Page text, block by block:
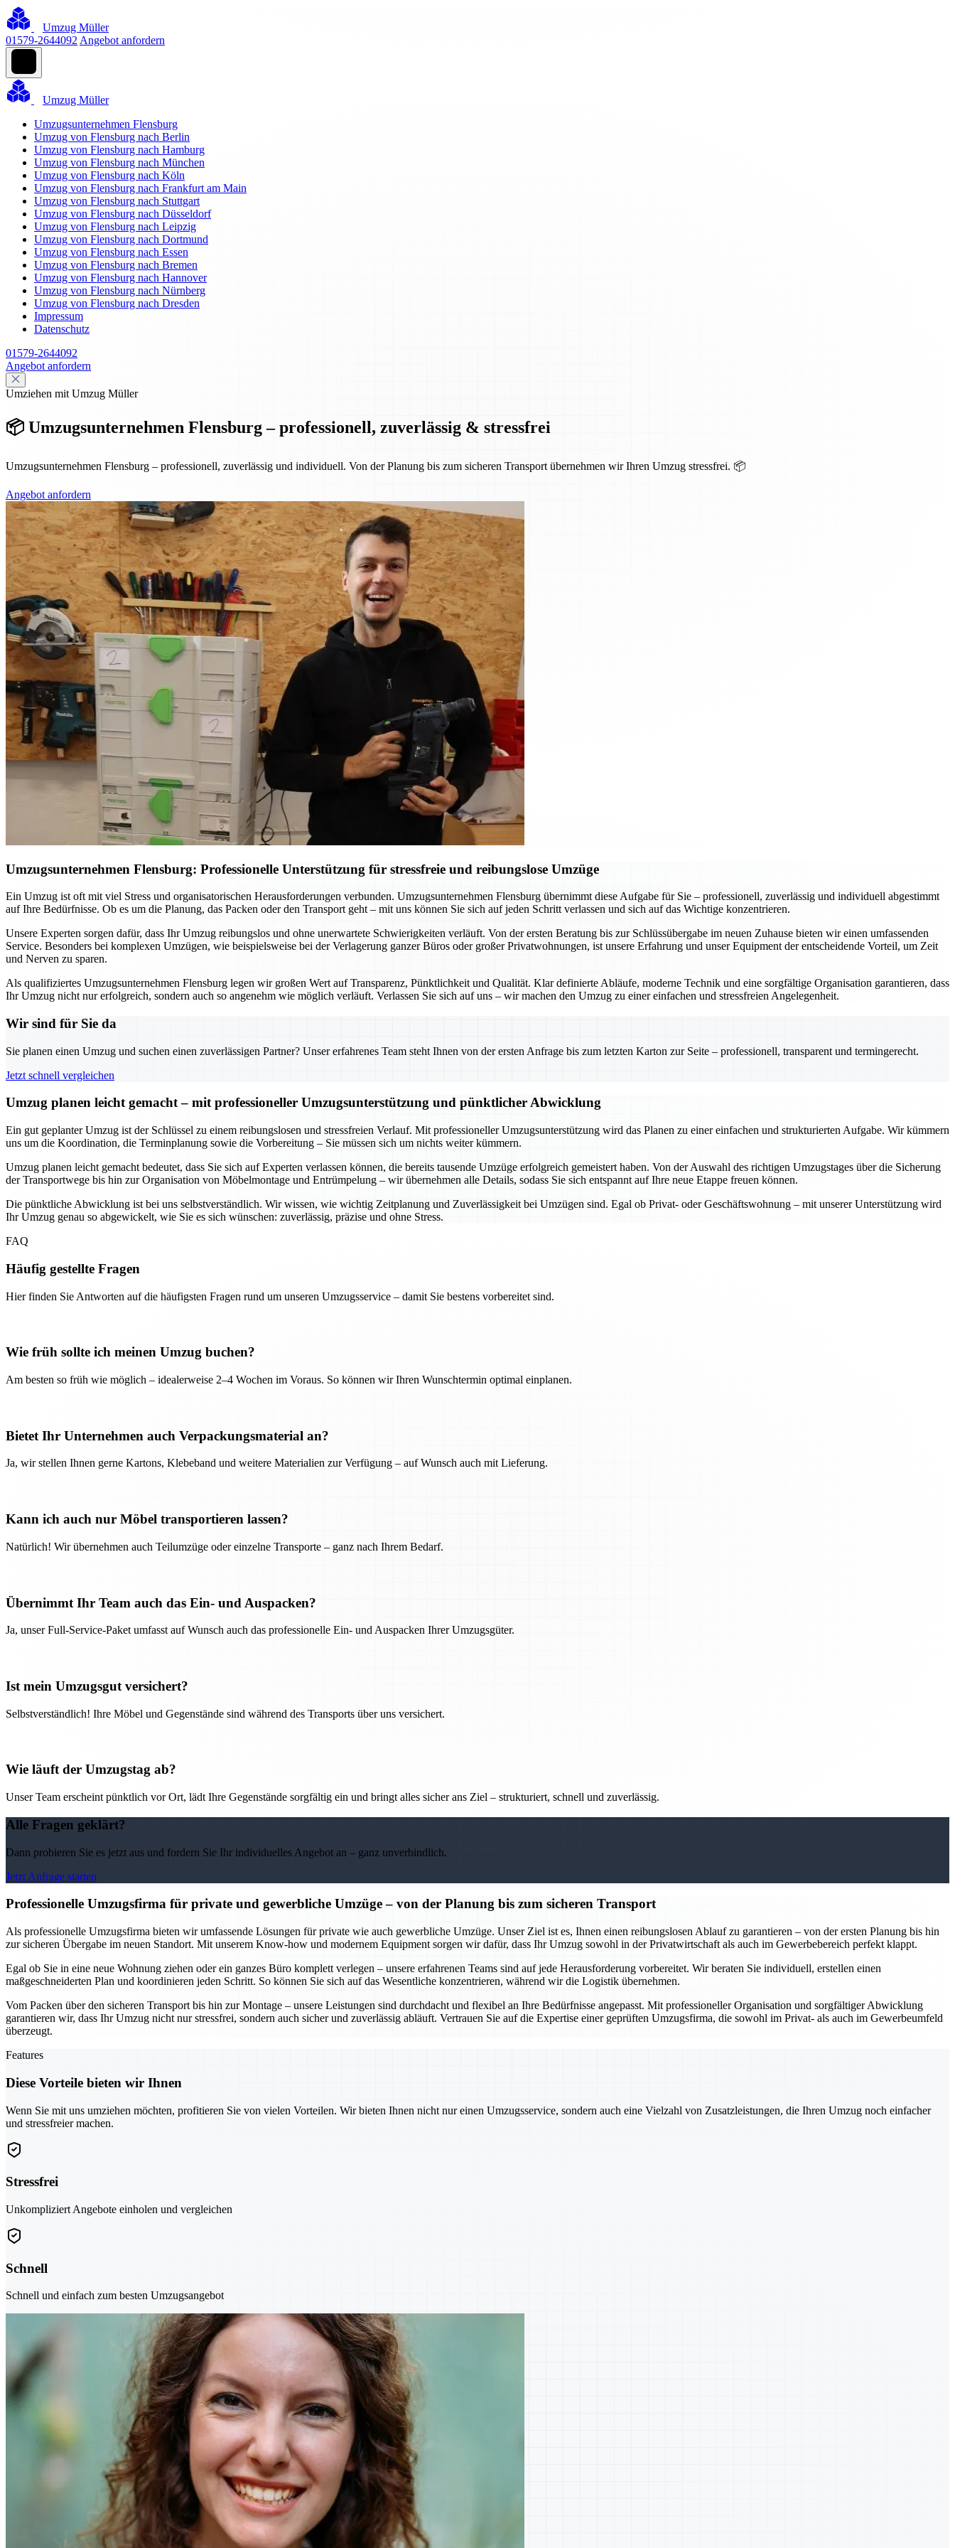
Umzug Müller
01579-2644092 Angebot anfordern
Umzug Müller
Umzugsunternehmen Flensburg
Umzug von Flensburg nach Berlin
Umzug von Flensburg nach Hamburg
Umzug von Flensburg nach München
Umzug von Flensburg nach Köln
Umzug von Flensburg nach Frankfurt am Main
Umzug von Flensburg nach Stuttgart
Umzug von Flensburg nach Düsseldorf
Umzug von Flensburg nach Leipzig
Umzug von Flensburg nach Dortmund
Umzug von Flensburg nach Essen
Umzug von Flensburg nach Bremen
Umzug von Flensburg nach Hannover
Umzug von Flensburg nach Nürnberg
Umzug von Flensburg nach Dresden
Impressum
Datenschutz
01579-2644092
Angebot anfordern
Umziehen mit Umzug Müller
📦 Umzugsunternehmen Flensburg – professionell, zuverlässig & stressfrei
Umzugsunternehmen Flensburg – professionell, zuverlässig und individuell. Von der Planung bis zum sicheren Transport übernehmen wir Ihren Umzug stressfrei. 📦
Angebot anfordern
Umzugsunternehmen Flensburg: Professionelle Unterstützung für stressfreie und reibungslose Umzüge
Ein Umzug ist oft mit viel Stress und organisatorischen Herausforderungen verbunden. Umzugsunternehmen Flensburg übernimmt diese Aufgabe für Sie – professionell, zuverlässig und individuell abgestimmt
auf Ihre Bedürfnisse. Ob es um die Planung, das Packen oder den Transport geht – mit uns können Sie sich auf jeden Schritt verlassen und sich auf das Wichtige konzentrieren.
Unsere Experten sorgen dafür, dass Ihr Umzug reibungslos und ohne unerwartete Schwierigkeiten verläuft. Von der ersten Beratung bis zur Schlüssübergabe im neuen Zuhause bieten wir einen umfassenden
Service. Besonders bei komplexen Umzügen, wie beispielsweise bei der Verlagerung ganzer Büros oder großer Privatwohnungen, ist unsere Erfahrung und unser Equipment der entscheidende Vorteil, um Zeit
und Nerven zu sparen.
Als qualifiziertes Umzugsunternehmen Flensburg legen wir großen Wert auf Transparenz, Pünktlichkeit und Qualität. Klar definierte Abläufe, moderne Technik und eine sorgfältige Organisation garantieren, dass
Ihr Umzug nicht nur erfolgreich, sondern auch so angenehm wie möglich verläuft. Verlassen Sie sich auf uns – wir machen den Umzug zu einer einfachen und stressfreien Angelegenheit.
Wir sind für Sie da
Sie planen einen Umzug und suchen einen zuverlässigen Partner? Unser erfahrenes Team steht Ihnen von der ersten Anfrage bis zum letzten Karton zur Seite – professionell, transparent und termingerecht.
Jetzt schnell vergleichen
Umzug planen leicht gemacht – mit professioneller Umzugsunterstützung und pünktlicher Abwicklung
Ein gut geplanter Umzug ist der Schlüssel zu einem reibungslosen und stressfreien Verlauf. Mit professioneller Umzugsunterstützung wird das Planen zu einer einfachen und strukturierten Aufgabe. Wir kümmern
uns um die Koordination, die Terminplanung sowie die Vorbereitung – Sie müssen sich um nichts weiter kümmern.
Umzug planen leicht gemacht bedeutet, dass Sie sich auf Experten verlassen können, die bereits tausende Umzüge erfolgreich gemeistert haben. Von der Auswahl des richtigen Umzugstages über die Sicherung
der Transportwege bis hin zur Organisation von Möbelmontage und Entrümpelung – wir übernehmen alle Details, sodass Sie sich entspannt auf Ihre neue Etappe freuen können.
Die pünktliche Abwicklung ist bei uns selbstverständlich. Wir wissen, wie wichtig Zeitplanung und Zuverlässigkeit bei Umzügen sind. Egal ob Privat- oder Geschäftswohnung – mit unserer Unterstützung wird
Ihr Umzug genau so abgewickelt, wie Sie es sich wünschen: zuverlässig, präzise und ohne Stress.
FAQ
Häufig gestellte Fragen
Hier finden Sie Antworten auf die häufigsten Fragen rund um unseren Umzugsservice – damit Sie bestens vorbereitet sind.
Wie früh sollte ich meinen Umzug buchen?
Am besten so früh wie möglich – idealerweise 2–4 Wochen im Voraus. So können wir Ihren Wunschtermin optimal einplanen.
Bietet Ihr Unternehmen auch Verpackungsmaterial an?
Ja, wir stellen Ihnen gerne Kartons, Klebeband und weitere Materialien zur Verfügung – auf Wunsch auch mit Lieferung.
Kann ich auch nur Möbel transportieren lassen?
Natürlich! Wir übernehmen auch Teilumzüge oder einzelne Transporte – ganz nach Ihrem Bedarf.
Übernimmt Ihr Team auch das Ein- und Auspacken?
Ja, unser Full-Service-Paket umfasst auf Wunsch auch das professionelle Ein- und Auspacken Ihrer Umzugsgüter.
Ist mein Umzugsgut versichert?
Selbstverständlich! Ihre Möbel und Gegenstände sind während des Transports über uns versichert.
Wie läuft der Umzugstag ab?
Unser Team erscheint pünktlich vor Ort, lädt Ihre Gegenstände sorgfältig ein und bringt alles sicher ans Ziel – strukturiert, schnell und zuverlässig.
Alle Fragen geklärt?
Dann probieren Sie es jetzt aus und fordern Sie Ihr individuelles Angebot an – ganz unverbindlich.
Jetzt Anfrage starten
Professionelle Umzugsfirma für private und gewerbliche Umzüge – von der Planung bis zum sicheren Transport
Als professionelle Umzugsfirma bieten wir umfassende Lösungen für private wie auch gewerbliche Umzüge. Unser Ziel ist es, Ihnen einen reibungslosen Ablauf zu garantieren – von der ersten Planung bis hin
zur sicheren Übergabe im neuen Standort. Mit unserem Know-how und modernem Equipment sorgen wir dafür, dass Ihr Umzug sowohl in der Privatwirtschaft als auch im Gewerbebereich perfekt klappt.
Egal ob Sie in eine neue Wohnung ziehen oder ein ganzes Büro komplett verlegen – unsere erfahrenen Teams sind auf jede Herausforderung vorbereitet. Wir beraten Sie individuell, erstellen einen
maßgeschneiderten Plan und koordinieren jeden Schritt. So können Sie sich auf das Wesentliche konzentrieren, während wir die Logistik übernehmen.
Vom Packen über den sicheren Transport bis hin zur Montage – unsere Leistungen sind durchdacht und flexibel an Ihre Bedürfnisse angepasst. Mit professioneller Organisation und sorgfältiger Abwicklung
garantieren wir, dass Ihr Umzug nicht nur stressfrei, sondern auch sicher und zuverlässig abläuft. Vertrauen Sie auf die Expertise einer geprüften Umzugsfirma, die sowohl im Privat- als auch im Gewerbeumfeld
überzeugt.
Features
Diese Vorteile bieten wir Ihnen
Wenn Sie mit uns umziehen möchten, profitieren Sie von vielen Vorteilen. Wir bieten Ihnen nicht nur einen Umzugsservice, sondern auch eine Vielzahl von Zusatzleistungen, die Ihren Umzug noch einfacher
und stressfreier machen.
Stressfrei
Unkompliziert Angebote einholen und vergleichen
Schnell
Schnell und einfach zum besten Umzugsangebot